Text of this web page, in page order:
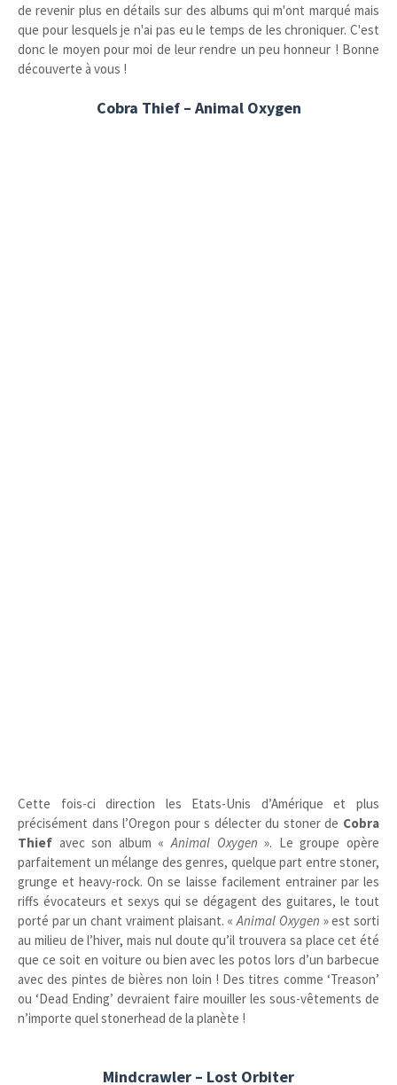
de revenir plus en détails sur des albums qui m'ont marqué mais
que pour lesquels je n'ai pas eu le temps de les chroniquer. C'est
donc le moyen pour moi de leur rendre un peu honneur ! Bonne
découverte à vous !
Cobra Thief – Animal Oxygen
Cette fois-ci direction les Etats-Unis d’Amérique et plus
précisément dans l’Oregon pour s délecter du stoner de Cobra
Thief avec son album «Animal Oxygen ». Le groupe opère
parfaitement un mélange des genres, quelque part entre stoner,
grunge et heavy-rock. On se laisse facilement entrainer par les
riffs évocateurs et sexys qui se dégagent des guitares, le tout
porté par un chant vraiment plaisant. «Animal Oxygen » est sorti
au milieu de l’hiver, mais nul doute qu’il trouvera sa place cet été
que ce soit en voiture ou bien avec les potos lors d’un barbecue
avec des pintes de bières non loin ! Des titres comme ‘Treason’
ou ‘Dead Ending’ devraient faire mouiller les sous-vêtements de
n’importe quel stonerhead de la planète !
Mindcrawler – Lost Orbiter